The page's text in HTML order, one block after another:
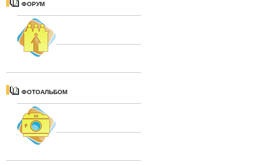
ФОРУМ
ФОТОАЛЬБОМ